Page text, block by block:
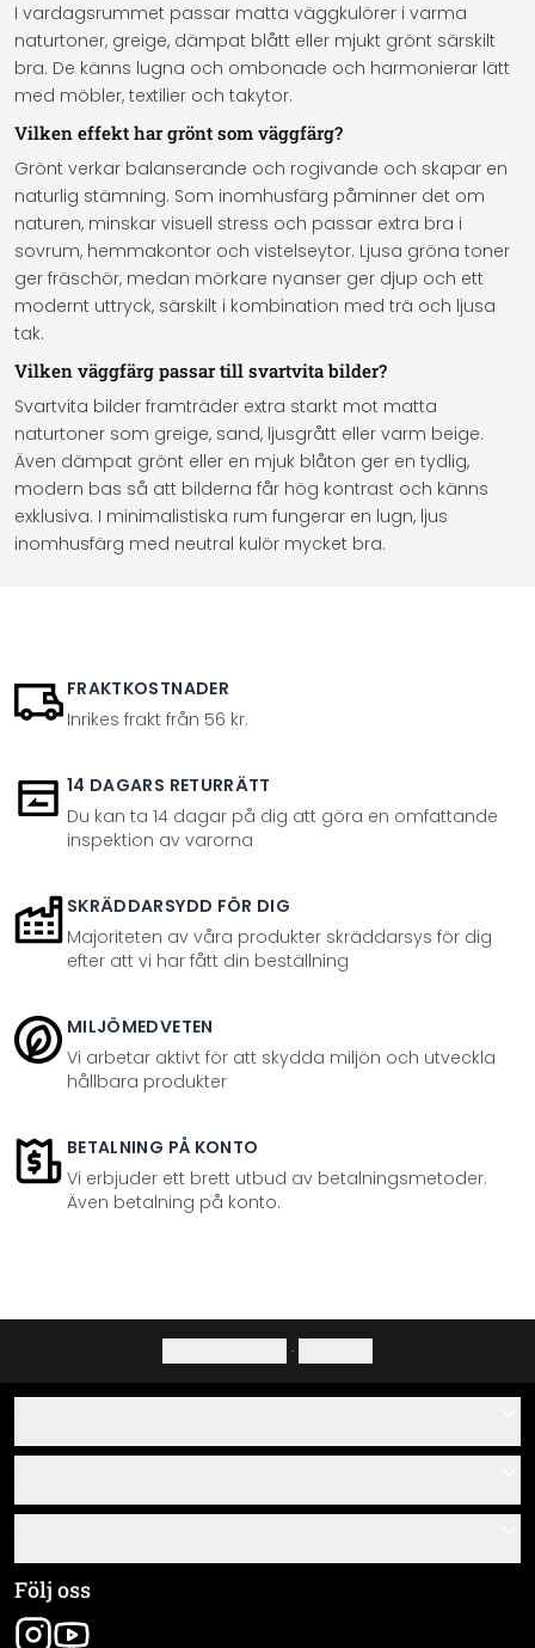
I vardagsrummet passar matta väggkulörer i varma
naturtoner, greige, dämpat blått eller mjukt grönt särskilt
bra. De känns lugna och ombonade och harmonierar lätt
med möbler, textilier och takytor.
Vilken effekt har grönt som väggfärg?
Grönt verkar balanserande och rogivande och skapar en
naturlig stämning. Som inomhusfärg påminner det om
naturen, minskar visuell stress och passar extra bra i
sovrum, hemmakontor och vistelseytor. Ljusa gröna toner
ger fräschör, medan mörkare nyanser ger djup och ett
modernt uttryck, särskilt i kombination med trä och ljusa
tak.
Vilken väggfärg passar till svartvita bilder?
Svartvita bilder framträder extra starkt mot matta
naturtoner som greige, sand, ljusgrått eller varm beige.
Även dämpat grönt eller en mjuk blåton ger en tydlig,
modern bas så att bilderna får hög kontrast och känns
exklusiva. I minimalistiska rum fungerar en lugn, ljus
inomhusfärg med neutral kulör mycket bra.
FRAKTKOSTNADER
Inrikes frakt från 56 kr.
14 DAGARS RETURRÄTT
Du kan ta 14 dagar på dig att göra en omfattande
inspektion av varorna
SKRÄDDARSYDD FÖR DIG
Majoriteten av våra produkter skräddarsys för dig
efter att vi har fått din beställning
MILJÖMEDVETEN
Vi arbetar aktivt för att skydda miljön och utveckla
hållbara produkter
BETALNING PÅ KONTO
Vi erbjuder ett brett utbud av betalningsmetoder.
Även betalning på konto.
·
Om oss
Materialöversikt
Spåra leverans
Allmänna villkor
Företagsinformation
Följ oss